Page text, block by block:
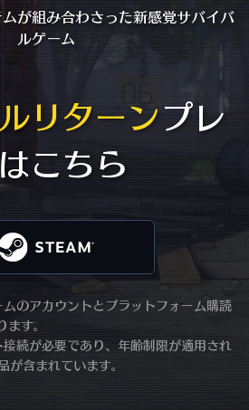
が組み合わさった新感覚サバイバ
ルゲーム
リターン プレ
こちら
のアカウントとプラットフォーム購読
ます。
続が必要であり、年齢制限が適用され
が含まれています。